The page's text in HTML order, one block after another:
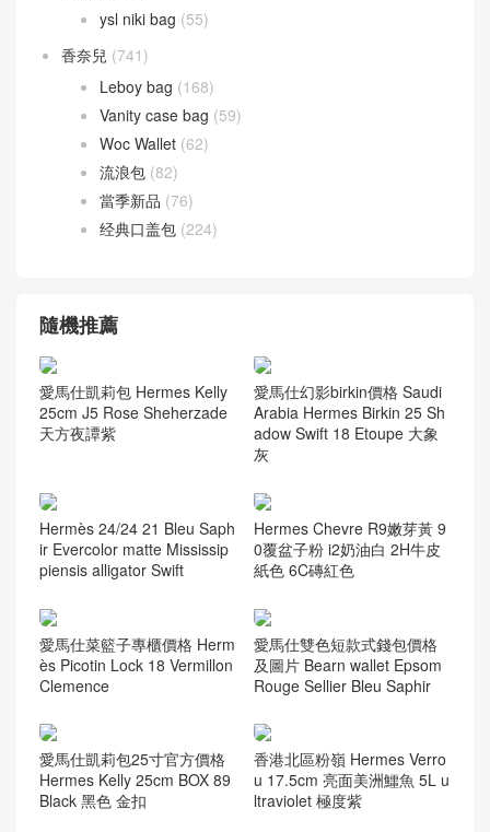
ysl niki bag (55)
香奈兒 (741)
Leboy bag (168)
Vanity case bag (59)
Woc Wallet (62)
流浪包 (82)
當季新品 (76)
经典口盖包 (224)
隨機推薦
愛馬仕凱莉包 Hermes Kelly
25cm J5 Rose Sheherzade
天方夜譚紫
愛馬仕幻影birkin價格 Saudi
Arabia Hermes Birkin 25 Sh
adow Swift 18 Etoupe 大象
灰
Hermès 24/24 21 Bleu Saph
ir Evercolor matte Mississip
piensis alligator Swift
Hermes Chevre R9嫩芽黃 9
0覆盆子粉 i2奶油白 2H牛皮
紙色 6C磚紅色
愛馬仕菜籃子專櫃價格 Herm
ès Picotin Lock 18 Vermillon
Clemence
愛馬仕雙色短款式錢包價格
及圖片 Bearn wallet Epsom
Rouge Sellier Bleu Saphir
愛馬仕凱莉包25寸官方價格
Hermes Kelly 25cm BOX 89
Black 黑色 金扣
香港北區粉嶺 Hermes Verro
u 17.5cm 亮面美洲鱷魚 5L u
ltraviolet 極度紫